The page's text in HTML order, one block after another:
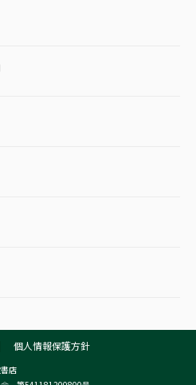
個人情報保護方針
店